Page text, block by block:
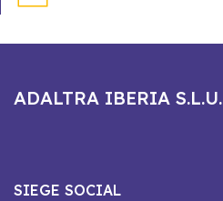
ADALTRA IBERIA S.L.U.
SIEGE SOCIAL